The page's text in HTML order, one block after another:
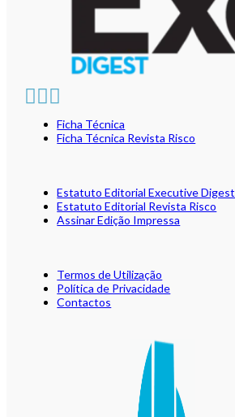
Ficha Técnica
Ficha Técnica Revista Risco
Estatuto Editorial Executive Digest
Estatuto Editorial Revista Risco
Assinar Edição Impressa
Termos de Utilização
Política de Privacidade
Contactos